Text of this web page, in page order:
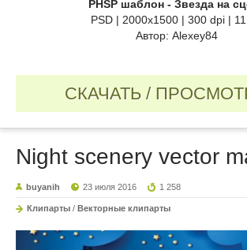
PHSP шаблон - Звезда на
PSD | 2000x1500 | 300 dpi |
Автор: Alexey84
СКАЧАТЬ /
Night scenery vector
buyanih 23 июля 2016 1 258
Клипарты / Векторные клипарты